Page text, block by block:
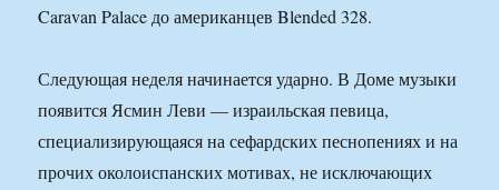
Caravan Palace до американцев Blended 328.
Следующая неделя начинается ударно. В Доме музыки
появится Ясмин Леви — израильская певица,
специализирующаяся на сефардских песнопениях и на
прочих околоиспанских мотивах, не исключающих